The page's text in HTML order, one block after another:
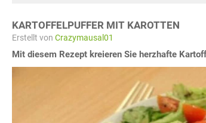
KARTOFFELPUFFER MIT KAROTTEN
Erstellt von Crazymausal01
Mit diesem Rezept kreieren Sie herzhafte